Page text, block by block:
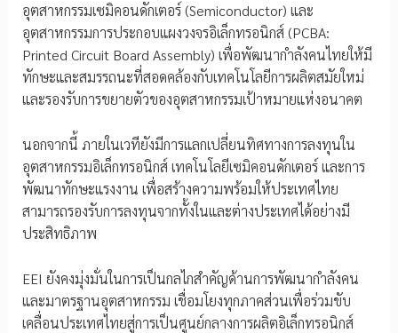
อุตสาหกรรมเซมิคอนดักเตอร์ (Semiconductor) และ
อุตสาหกรรมการประกอบแผงวงจรอิเล็กทรอนิกส์ (PCBA:
Printed Circuit Board Assembly) เพื่อพัฒนากำลังคนไทยให้มี
ทักษะและสมรรถนะที่สอดคล้องกับเทคโนโลยีการผลิตสมัยใหม่
และรองรับการขยายตัวของอุตสาหกรรมเป้าหมายแห่งอนาคต
นอกจากนี้ ภายในเวทียังมีการแลกเปลี่ยนทิศทางการลงทุนใน
อุตสาหกรรมอิเล็กทรอนิกส์ เทคโนโลยีเซมิคอนดักเตอร์ และการ
พัฒนาทักษะแรงงาน เพื่อสร้างความพร้อมให้ประเทศไทย
สามารถรองรับการลงทุนจากทั้งในและต่างประเทศได้อย่างมี
ประสิทธิภาพ
EEI ยังคงมุ่งมั่นในการเป็นกลไกสำคัญด้านการพัฒนากำลังคน
และมาตรฐานอุตสาหกรรม เชื่อมโยงทุกภาคส่วนเพื่อร่วมขับ
เคลื่อนประเทศไทยสู่การเป็นศูนย์กลางการผลิตอิเล็กทรอนิกส์